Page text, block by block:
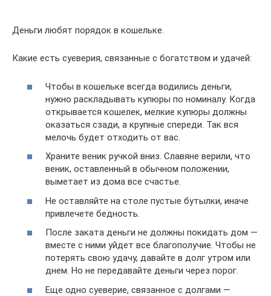
Деньги любят порядок в кошельке.
Какие есть суеверия, связанные с богатством и удачей:
Чтобы в кошельке всегда водились деньги,
нужно раскладывать купюры по номиналу. Когда
открывается кошелек, мелкие купюры должны
оказаться сзади, а крупные спереди. Так вся
мелочь будет отходить от вас.
Храните веник ручкой вниз. Славяне верили, что
веник, оставленный в обычном положении,
выметает из дома все счастье.
Не оставляйте на столе пустые бутылки, иначе
привлечете бедность.
После заката деньги не должны покидать дом —
вместе с ними уйдет все благополучие. Чтобы не
потерять свою удачу, давайте в долг утром или
днем. Но не передавайте деньги через порог.
Еще одно суеверие, связанное с долгами —